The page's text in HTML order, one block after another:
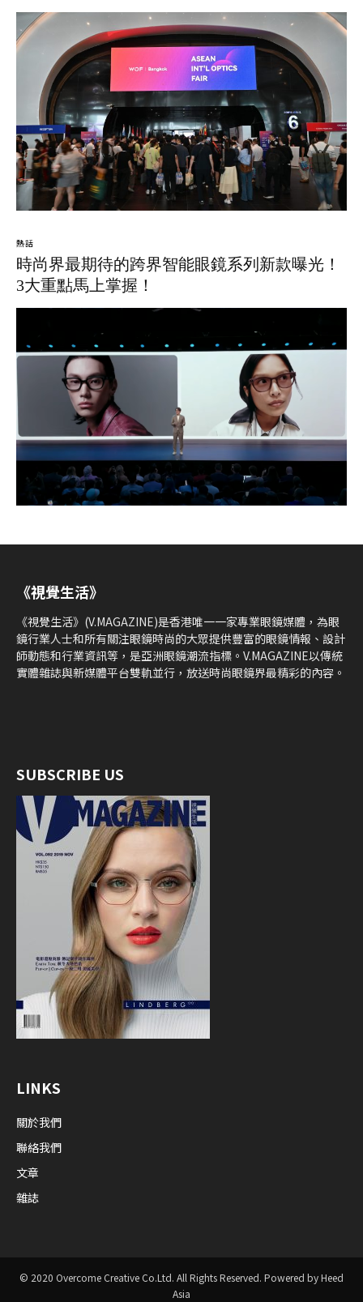
熱話
時尚界最期待的跨界智能眼鏡系列新款曝光！
3大重點馬上掌握！
《視覺生活》
《視覺生活》(V.MAGAZINE)是香港唯一一家專業眼鏡媒體，為眼
鏡行業人士和所有關注眼鏡時尚的大眾提供豐富的眼鏡情報、設計
師動態和行業資訊等，是亞洲眼鏡潮流指標。V.MAGAZINE以傳統
實體雜誌與新媒體平台雙軌並行，放送時尚眼鏡界最精彩的內容。
SUBSCRIBE US
LINKS
關於我們
聯絡我們
文章
雜誌
© 2020 Overcome Creative Co.Ltd. All Rights Reserved. Powered by Heed
Asia